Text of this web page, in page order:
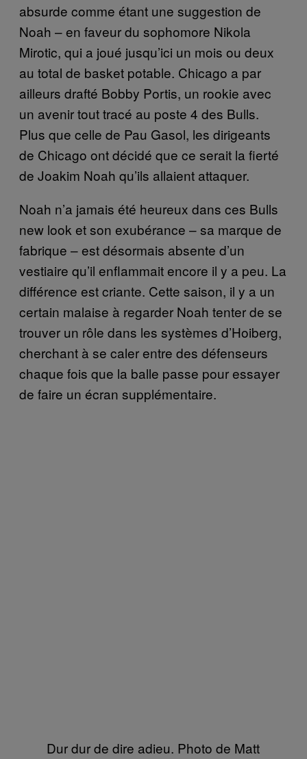
absurde comme étant une suggestion de
Noah – en faveur du sophomore Nikola
Mirotic, qui a joué jusqu’ici un mois ou deux
au total de basket potable. Chicago a par
ailleurs drafté Bobby Portis, un rookie avec
un avenir tout tracé au poste 4 des Bulls.
Plus que celle de Pau Gasol, les dirigeants
de Chicago ont décidé que ce serait la fierté
de Joakim Noah qu’ils allaient attaquer.
Noah n’a jamais été heureux dans ces Bulls
new look et son exubérance – sa marque de
fabrique – est désormais absente d’un
vestiaire qu’il enflammait encore il y a peu. La
différence est criante. Cette saison, il y a un
certain malaise à regarder Noah tenter de se
trouver un rôle dans les systèmes d’Hoiberg,
cherchant à se caler entre des défenseurs
chaque fois que la balle passe pour essayer
de faire un écran supplémentaire.
Dur dur de dire adieu. Photo de Matt